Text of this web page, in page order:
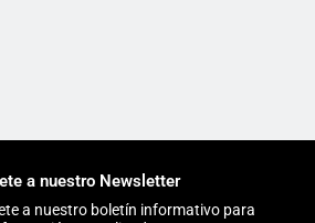
a nuestro Newsletter
a nuestro boletín informativo para